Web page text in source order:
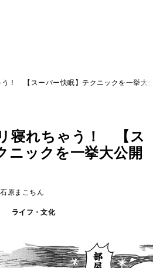
う！ 【スーパー快眠】テクニックを一挙大
寝れちゃう！ 【ス
ニックを一挙大公開
原まこちん
ライフ・文化